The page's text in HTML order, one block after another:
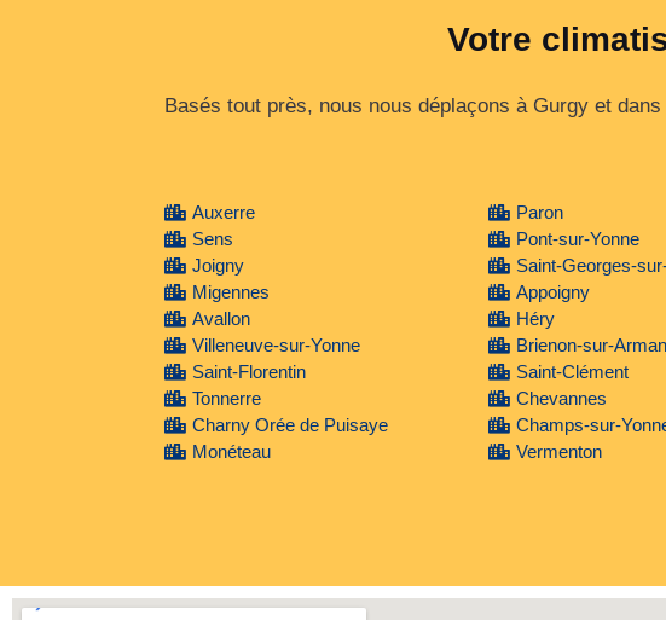
Votre
Basés tout près, nous nous déplaçons à Gurgy et
Auxerre
Sens
Joigny
Migennes
Avallon
Villeneuve-sur-Yonne
Saint-Florentin
Tonnerre
Charny Orée de Puisaye
Monéteau
Paron
Pont-sur-Yonne
Saint-Georges-
Appoigny
Héry
Brienon-sur-
Saint-Clément
Chevannes
Champs-sur-
Vermenton